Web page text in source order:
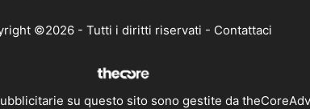
©2026 - Tutti i diritti riservati - Contattaci
su questo sito sono gestite da theCoreAdv